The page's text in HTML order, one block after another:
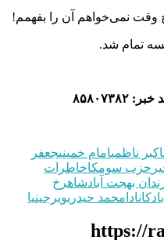
نمی‌خواهم آن را بفهمم!
تمام شد.
اکبر ناظمیامام خمینیجعفر
حزب سومکاخاطرات
بهجت آبادشاهرخ
کانادا محمد حیدریویرجینیا
https://